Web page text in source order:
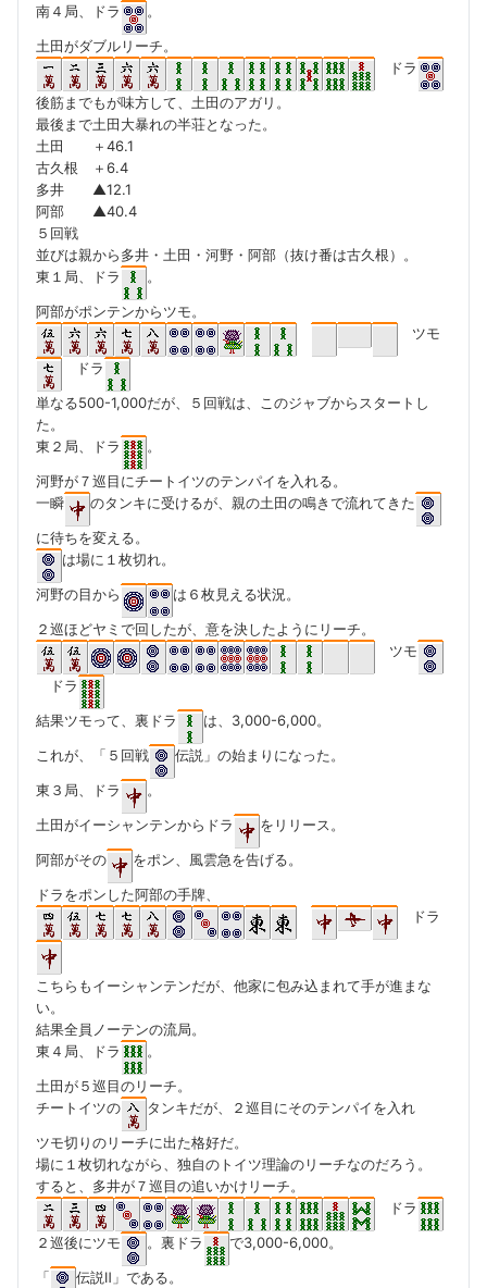
南４局、ドラ
。
土田がダブルリーチ。
ドラ
後筋までもが味方して、土田のアガリ。
最後まで土田大暴れの半荘となった。
土田 ＋46.1
古久根 ＋6.4
多井 ▲12.1
阿部 ▲40.4
５回戦
並びは親から多井・土田・河野・阿部（抜け番は古久根）。
東１局、ドラ
。
阿部がポンテンからツモ。
ツモ
ドラ
単なる500-1,000だが、５回戦は、このジャブからスタートし
た。
東２局、ドラ
。
河野が７巡目にチートイツのテンパイを入れる。
一瞬
のタンキに受けるが、親の土田の鳴きで流れてきた
に待ちを変える。
は場に１枚切れ。
河野の目から
は６枚見える状況。
２巡ほどヤミで回したが、意を決したようにリーチ。
ツモ
ドラ
結果ツモって、裏ドラ
は、3,000-6,000。
これが、「５回戦
伝説」の始まりになった。
東３局、ドラ
。
土田がイーシャンテンからドラ
をリリース。
阿部がその
をポン、風雲急を告げる。
ドラをポンした阿部の手牌、
ドラ
こちらもイーシャンテンだが、他家に包み込まれて手が進まな
い。
結果全員ノーテンの流局。
東４局、ドラ
。
土田が５巡目のリーチ。
チートイツの
タンキだが、２巡目にそのテンパイを入れ
ツモ切りのリーチに出た格好だ。
場に１枚切れながら、独自のトイツ理論のリーチなのだろう。
すると、多井が７巡目の追いかけリーチ。
ドラ
２巡後にツモ
。裏ドラ
で3,000-6,000。
「
伝説Ⅱ」である。